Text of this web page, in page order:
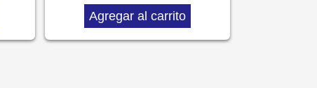
Agregar al carrito